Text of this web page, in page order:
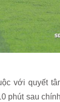
với quyết
phút sau